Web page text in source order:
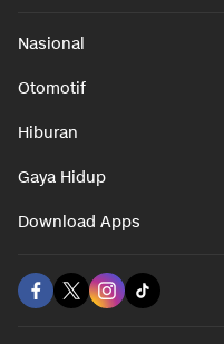
Nasional
Otomotif
Hiburan
Gaya Hidup
Download Apps